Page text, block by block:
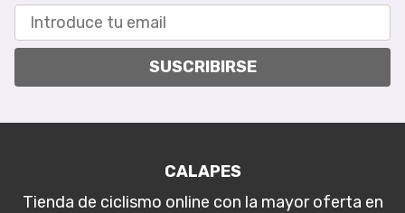
SUSCRIBIRSE
CALAPES
Tienda de ciclismo online con la mayor oferta en